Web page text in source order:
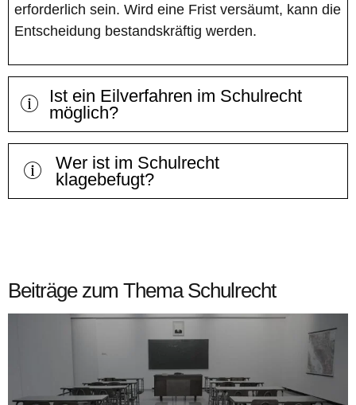
erforderlich sein. Wird eine Frist versäumt, kann die
Entscheidung bestandskräftig werden.
Ist ein Eilverfahren im Schulrecht
möglich?
Wer ist im Schulrecht
klagebefugt?
Beiträge zum Thema Schulrecht